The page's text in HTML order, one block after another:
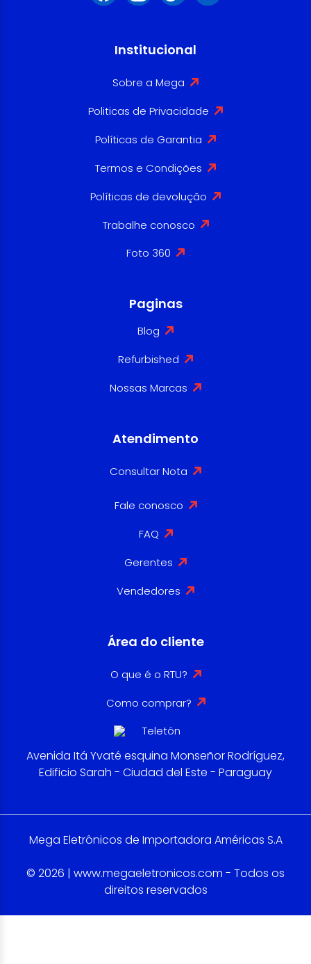
Institucional
Sobre a Mega
Politicas de Privacidade
Políticas de Garantia
Termos e Condições
Políticas de devolução
Trabalhe conosco
Foto 360
Paginas
Blog
Refurbished
Nossas Marcas
Atendimento
Consultar Nota
Fale conosco
FAQ
Gerentes
Vendedores
Área do cliente
O que é o RTU?
Como comprar?
Avenida Itá Yvaté esquina Monseñor Rodríguez,
Edificio Sarah - Ciudad del Este - Paraguay
Mega Eletrônicos de Importadora Américas S.A
© 2026 | www.megaeletronicos.com - Todos os
direitos reservados